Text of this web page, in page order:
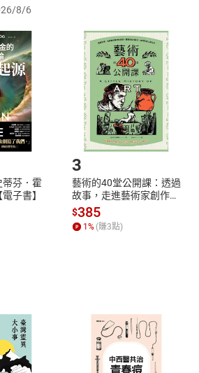
悉本店鋪所銷售之商品為電子書，
款。
，請登入樂天市場，並於「我的訂單
審核通過後將為您辦理退款事宜。
進行取消/退貨，恕無法以單支商品取
物車
cart
登入帳號
Login
Step2.登入
8/6
蒂芬．霍
子書】
3
藝術的40堂公開課：透過
故事，走進藝術家創作現
場，看藝術如何誕生、如
何形塑人類生活【電子
書】
$385
1% (賺3點)